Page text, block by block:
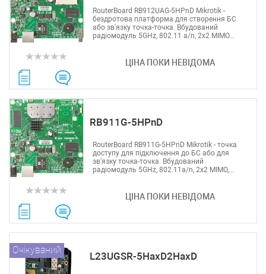
ЦІНА ПОКИ НЕВІДОМА
RouterBoard RB912UAG-5HPnD Mikrotik -
бездротова платформа для створення БС
або зв'язку точка-точка. Вбудований
радіомодуль 5GHz, 802.11 a/n, 2x2 MIMO...
RB911G-5HPnD
ЦІНА ПОКИ НЕВІДОМА
RouterBoard RB911G-5HPnD Mikrotik - точка
доступу для підключення до БС або для
зв'язку точка-точка. Вбудований
радіомодуль 5GHz, 802.11a/n, 2x2 MIMO,...
L23UGSR-5HaxD2HaxD
Очікуваний